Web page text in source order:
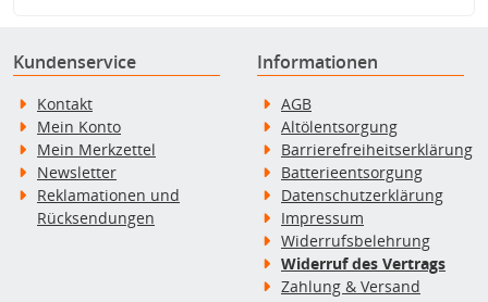
Kundenservice
Kontakt
Mein Konto
Mein Merkzettel
Newsletter
Reklamationen und
Rücksendungen
Informationen
AGB
Altölentsorgung
Barrierefreiheitserklärung
Batterieentsorgung
Datenschutzerklärung
Impressum
Widerrufsbelehrung
Widerruf des Vertrags
Zahlung & Versand